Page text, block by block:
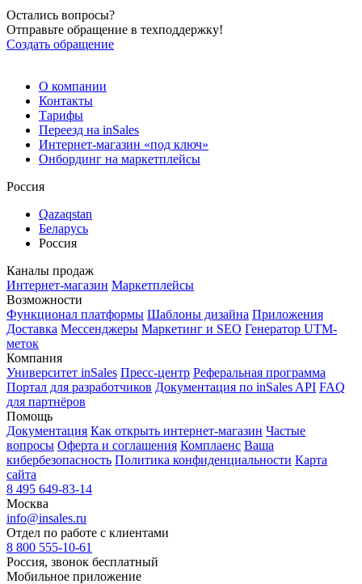
Остались вопросы?
Отправьте обращение в техподдержку!
Создать обращение
О компании
Контакты
Тарифы
Переезд на inSales
Интернет-магазин «под ключ»
Онбординг на маркетплейсы
Россия
Qazaqstan
Беларусь
Россия
Каналы продаж
Интернет-магазин Маркетплейсы
Возможности
Функционал платформы Шаблоны дизайна Приложения
Доставка Мессенджеры Маркетинг и SEO Генератор UTM-
меток
Компания
Университет inSales Пресс-центр Реферальная программа
Портал для разработчиков Документация по inSales API FAQ
для партнёров
Помощь
Документация Как открыть интернет-магазин Частые
вопросы Оферта и соглашения Комплаенс Ваша
кибербезопасность Политика конфиденциальности Карта
сайта
8 495 649-83-14
Москва
info@insales.ru
Отдел по работе с клиентами
8 800 555-10-61
Россия, звонок бесплатный
Мобильное приложение